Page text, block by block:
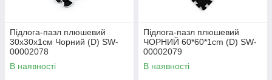
Підлога-пазл плюшевий
30х30х1см Чорний (D) SW-
00002078
В наявності
Підлога-пазл плюшевий
ЧОРНИЙ 60*60*1cm (D) SW-
00002079
В наявності